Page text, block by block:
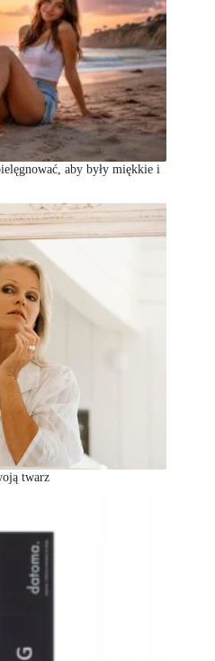
aby były miękkie i
twarz